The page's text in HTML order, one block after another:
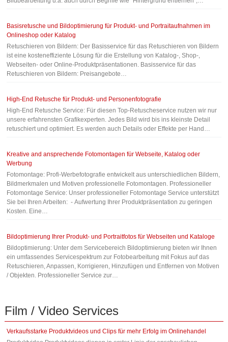
Basisretusche und Bildoptimierung für Produkt- und Portraitaufnahmen im
Onlineshop oder Katalog
Retuschieren von Bildern: Der Basisservice für das Retuschieren von Bildern
ist eine kosteneffiziente Lösung für die Erstellung von Katalog-, Shop-,
Webseiten- oder Online-Produktpräsentationen. Basisservice für das
Retuschieren von Bildern: Preisangebote…
High-End Retusche für Produkt- und Personenfotografie
High-End Retusche Service: Für diesen Top-Retuscheservice nutzen wir nur
unsere erfahrensten Grafikexperten. Jedes Bild wird bis ins kleinste Detail
retuschiert und optimiert. Es werden auch Details oder Effekte per Hand…
Kreative and ansprechende Fotomontagen für Webseite, Katalog oder
Werbung
Fotomontage: Profi-Werbefotografie entwickelt aus unterschiedlichen Bildern,
Bildmerkmalen und Motiven professionelle Fotomontagen. Professioneller
Fotomontage Service: Unser professioneller Fotomontage Service unterstützt
Sie bei Ihren Arbeiten: - Aufwertung Ihrer Produktpräsentation zu geringen
Kosten. Eine…
Bildoptimierung Ihrer Produkt- und Portraitfotos für Webseiten und Kataloge
Bildoptimierung: Unter dem Servicebereich Bildoptimierung bieten wir Ihnen
ein umfassendes Servicespektrum zur Fotobearbeitung mit Fokus auf das
Retuschieren, Anpassen, Korrigieren, Hinzufügen und Entfernen von Motiven
/ Objekten. Professioneller Service zur…
Film / Video Services
Verkaufsstarke Produktvideos und Clips für mehr Erfolg im Onlinehandel